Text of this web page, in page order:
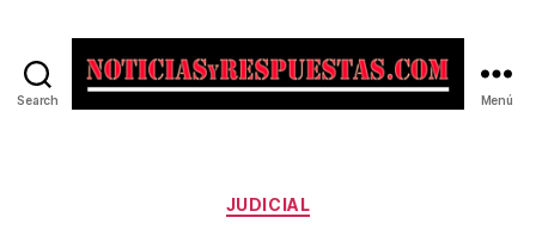
Search Menú
Categorías
JUDICIAL